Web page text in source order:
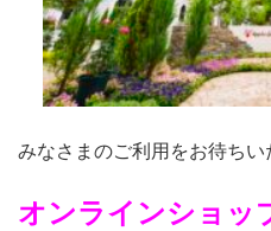
みなさまのご利用をお待ちい
オンラインショッ